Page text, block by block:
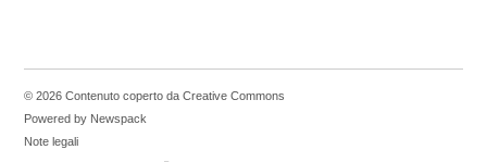
© 2026 Contenuto coperto da Creative Commons
Powered by Newspack
Note legali